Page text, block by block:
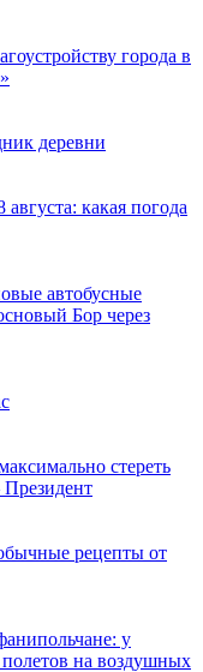
города в
деревни
какая погода
автобусные
Бор через
стереть
рецепты от
у
полетов на воздушных